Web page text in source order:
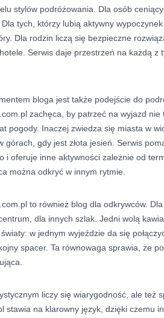
stylów podróżowania. Dla osób
tych, którzy lubią aktywny
Dla rodzin liczą się bezpieczne
Serwis daje przestrzeń na każdą z
bloga jest także podejście do
zachęca, by patrzeć na wyjazd
pogody. Inaczej zwiedza się miasta w
górach, gdy jest złota jesień. Serwis
i oferuje inne aktywności zależnie od
można odkryć w innym rytmie.
to również blog dla odkrywców.
dla innych szlak. Jedni wolą
światy: w jednym wyjeździe da się
spacer. Ta równowaga sprawia, że
liczy się wiarygodność, ale też
stawia na klarowny język, dzięki czemu